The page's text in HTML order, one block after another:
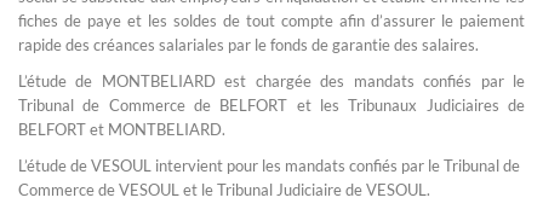
fiches de paye et les soldes de tout compte afin d’assurer le paiement
rapide des créances salariales par le fonds de garantie des salaires.
L’étude de MONTBELIARD est chargée des mandats confiés par le
Tribunal de Commerce de BELFORT et les Tribunaux Judiciaires de
BELFORT et MONTBELIARD.
L’étude de VESOUL intervient pour les mandats confiés par le Tribunal de
Commerce de VESOUL et le Tribunal Judiciaire de VESOUL.